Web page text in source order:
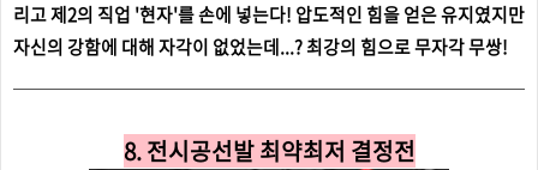
리고 제2의 직업 '현자'를 손에 넣는다! 압도적인 힘을 얻은 유지였지만
자신의 강함에 대해 자각이 없었는데...? 최강의 힘으로 무자각 무쌍!
8. 전시공선발 최약최저 결정전